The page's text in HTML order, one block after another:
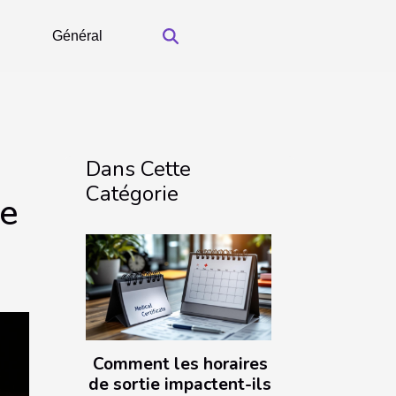
Général
Dans Cette
Catégorie
Comment les horaires
de sortie impactent-ils